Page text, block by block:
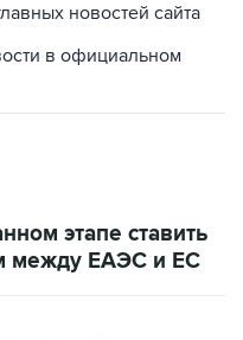
новостей сайта
в официальном
этапе ставить
между ЕАЭС и ЕС